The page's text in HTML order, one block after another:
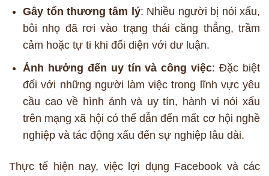
Gây tổn thương tâm lý: Nhiều người bị nói xấu,
bôi nhọ đã rơi vào trạng thái căng thẳng, trầm
cảm hoặc tự ti khi đối diện với dư luận.
Ảnh hưởng đến uy tín và công việc: Đặc biệt
đối với những người làm việc trong lĩnh vực yêu
cầu cao về hình ảnh và uy tín, hành vi nói xấu
trên mạng xã hội có thể dẫn đến mất cơ hội nghề
nghiệp và tác động xấu đến sự nghiệp lâu dài.
Thực tế hiện nay, việc lợi dụng Facebook và các